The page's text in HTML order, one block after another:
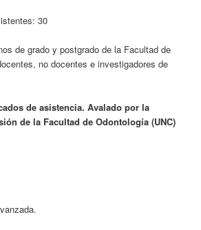
30
de grado y postgrado de la Facultad de
no docentes e investigadores de
de asistencia. Avalado por la
de la Facultad de Odontología (UNC)